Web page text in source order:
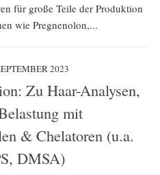
für große Teile der Produktion
wie Pregnenolon,...
2023
Zu Haar-Analysen,
mit
& Chelatoren (u.a.
DMSA)